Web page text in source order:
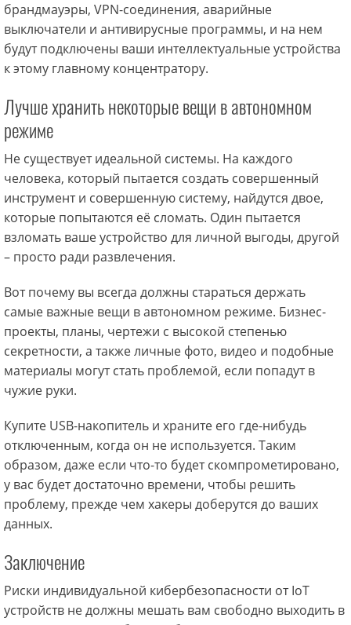
брандмауэры, VPN-соединения, аварийные
выключатели и антивирусные программы, и на нем
будут подключены ваши интеллектуальные устройства
к этому главному концентратору.
Лучше хранить некоторые вещи в автономном
режиме
Не существует идеальной системы. На каждого
человека, который пытается создать совершенный
инструмент и совершенную систему, найдутся двое,
которые попытаются её сломать. Один пытается
взломать ваше устройство для личной выгоды, другой
– просто ради развлечения.
Вот почему вы всегда должны стараться держать
самые важные вещи в автономном режиме. Бизнес-
проекты, планы, чертежи с высокой степенью
секретности, а также личные фото, видео и подобные
материалы могут стать проблемой, если попадут в
чужие руки.
Купите USB-накопитель и храните его где-нибудь
отключенным, когда он не используется. Таким
образом, даже если что-то будет скомпрометировано,
у вас будет достаточно времени, чтобы решить
проблему, прежде чем хакеры доберутся до ваших
данных.
Заключение
Риски индивидуальной кибербезопасности от IoT
устройств не должны мешать вам свободно выходить в